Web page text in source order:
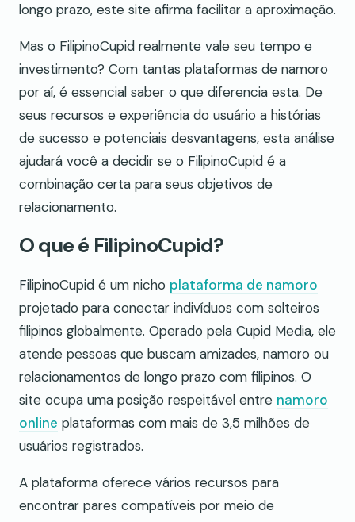
longo prazo, este site afirma facilitar a aproximação.
Mas o FilipinoCupid realmente vale seu tempo e
investimento? Com tantas plataformas de namoro
por aí, é essencial saber o que diferencia esta. De
seus recursos e experiência do usuário a histórias
de sucesso e potenciais desvantagens, esta análise
ajudará você a decidir se o FilipinoCupid é a
combinação certa para seus objetivos de
relacionamento.
O que é FilipinoCupid?
FilipinoCupid é um nicho plataforma de namoro
projetado para conectar indivíduos com solteiros
filipinos globalmente. Operado pela Cupid Media, ele
atende pessoas que buscam amizades, namoro ou
relacionamentos de longo prazo com filipinos. O
site ocupa uma posição respeitável entre namoro
online plataformas com mais de 3,5 milhões de
usuários registrados.
A plataforma oferece vários recursos para
encontrar pares compatíveis por meio de